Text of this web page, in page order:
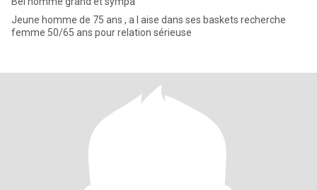
Jeune homme de 75 ans , a l aise dans ses baskets recherche
femme 50/65 ans pour relation sérieuse